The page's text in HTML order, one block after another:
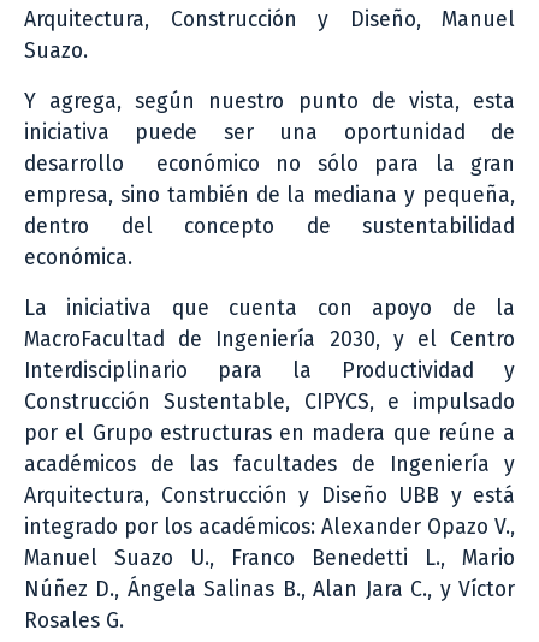
Arquitectura, Construcción y Diseño, Manuel
Suazo.
Y agrega, según nuestro punto de vista, esta
iniciativa puede ser una oportunidad de
desarrollo económico no sólo para la gran
empresa, sino también de la mediana y pequeña,
dentro del concepto de sustentabilidad
económica.
La iniciativa que cuenta con apoyo de la
MacroFacultad de Ingeniería 2030, y el Centro
Interdisciplinario para la Productividad y
Construcción Sustentable, CIPYCS, e impulsado
por el Grupo estructuras en madera que reúne a
académicos de las facultades de Ingeniería y
Arquitectura, Construcción y Diseño UBB y está
integrado por los académicos: Alexander Opazo V.,
Manuel Suazo U., Franco Benedetti L., Mario
Núñez D., Ángela Salinas B., Alan Jara C., y Víctor
Rosales G.